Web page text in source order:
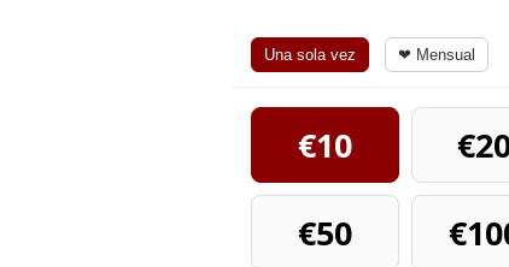
Una sola vez ❤ Mensual
€10
€50